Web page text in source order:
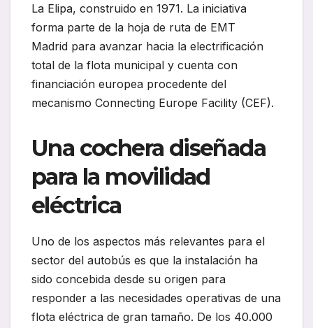
La Elipa, construido en 1971. La iniciativa
forma parte de la hoja de ruta de EMT
Madrid para avanzar hacia la electrificación
total de la flota municipal y cuenta con
financiación europea procedente del
mecanismo Connecting Europe Facility (CEF).
Una cochera diseñada
para la movilidad
eléctrica
Uno de los aspectos más relevantes para el
sector del autobús es que la instalación ha
sido concebida desde su origen para
responder a las necesidades operativas de una
flota eléctrica de gran tamaño. De los 40.000